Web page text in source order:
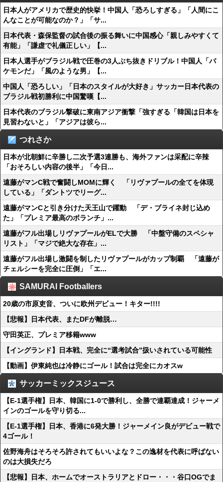
日本人がアメリカで歴史的快挙！中国人「恐ろしすぎる」「人間にこ
んなことが可能なのか？」「サ...
日本代表・森保監督の試合後の振る舞いに中国感心「親しみやすくて
有能」「謙虚で礼儀正しい」【...
日本人選手がブラジル戦で圧巻の3人ぶち抜きドリブル！中国人「バ
ケモンだ」「風のような男」【...
中国人「恐ろしい」「日本のスタイルが大好き」サッカー日本代表の
ブラジル戦初勝利に中国驚嘆【...
日本代表のブラジル撃破に東南アジア衝撃「強すぎる「韓国は日本を
見習わないと」「アジアは彼ら...
つれさか
日本が北朝鮮に辛勝し二次予選3連勝も、海外ファンは采配に辛辣
「おそろしい内容の後半」「今日...
遠藤がマンC戦で奮闘しMOMに輝く 「リヴァプールの全てを体現
している」「ダントツでリーグ...
遠藤がマンCと引き分けた天王山で躍動 「デ・ブライネ封じ込め
た」「プレミア最高のボランチ」...
遠藤がフル出場しリヴァプールがELで大勝 「中盤守備のスペシャ
リスト」「マジで絶大な存在」...
遠藤がフル出場し激闘を制したリヴァプールがカップ制覇 「遠藤が
チェルシーを完全に圧倒」「エ...
SAMURAI Footballers
20歳の市原吏音、ついに欧州デビュー！キター!!!!
【悲報】日本代表、またDFが離脱…
守田英正、プレミア移籍www
【イングランド】日本戦、完全に“選考試合”扱いされている可能性
【動画】伊東純也は冷静にゴール！試合は完全にカオスw
サッカーミックスジュース
【E-1選手権】日本、韓国に1-0で勝利し、全勝で連覇達成！ジャーメ
インのゴールを守り切る...
【E-1選手権】日本、香港に6発大勝！ジャーメイン良がデビュー戦で
4ゴール！
佐野海舟はそろそろ許されてもいいよな？この逸材を代表に呼ばない
のは大損失だろ
【悲報】日本、ホームでオーストラリアとドロー・・・谷口OGでま